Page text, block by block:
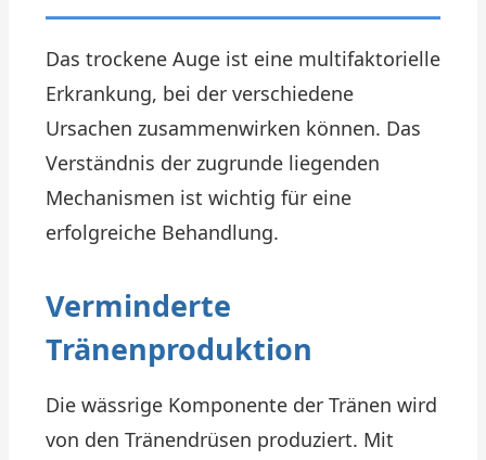
Das trockene Auge ist eine multifaktorielle
Erkrankung, bei der verschiedene
Ursachen zusammenwirken können. Das
Verständnis der zugrunde liegenden
Mechanismen ist wichtig für eine
erfolgreiche Behandlung.
Verminderte
Tränenproduktion
Die wässrige Komponente der Tränen wird
von den Tränendrüsen produziert. Mit